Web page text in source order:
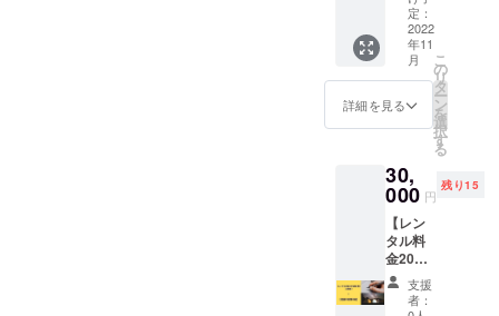
ます。
入して
くださ
い。２
回分の
方もど
ちらか
す。 ➁
をお選
びの方
は2023
年6月1
日に届
くよう
に割引
引き券
の有効
期限：
①2022
年12月1
日～
5月31日
➁2023
年6月1
日～
2023年
11月30
筆手
紙】 レ
ンタル
時の合
計料金
から
15%割
引券と
紙にな
りま
す。 ※
入力し
ていた
だきま
した住
所にお
定：
2022
年11
月
詳細を見る
こ
の
リ
タ
ー
ン
を
選
択
す
る
30,
000 円
残り15
【レン
タル料
金20%
割引
券】（2
回分）
支援
者：